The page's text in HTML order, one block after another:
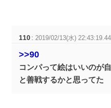
110 : 2019/02/13(水)
>>90
コンパって絵はいいのが
と善戦するかと思ってた